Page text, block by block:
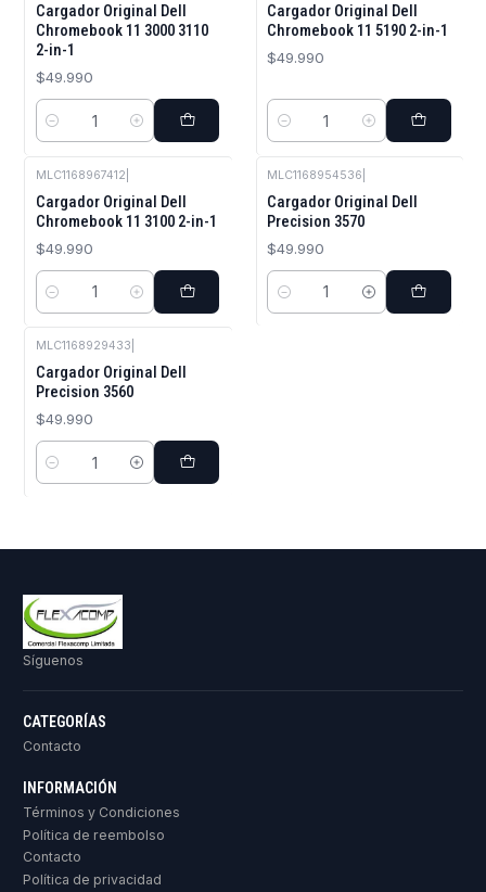
Cargador Original Dell
Chromebook 11 3000 3110
2-in-1
$49.990
Cantidad
Cargador Original Dell
Chromebook 11 5190 2-in-1
$49.990
Cantidad
MLC1168967412
Cargador Original Dell
Chromebook 11 3100 2-in-1
$49.990
Cantidad
MLC1168954536
Cargador Original Dell
Precision 3570
$49.990
Cantidad
MLC1168929433
Cargador Original Dell
Precision 3560
$49.990
Cantidad
Síguenos
CATEGORÍAS
Contacto
INFORMACIÓN
Términos y Condiciones
Política de reembolso
Contacto
Política de privacidad